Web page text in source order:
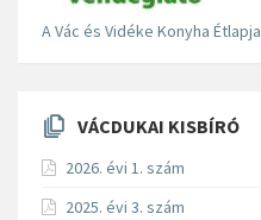
A Vác és Vidéke Konyha Étlapja
VÁCDUKAI KISBÍRÓ
2026. évi 1. szám
2025. évi 3. szám